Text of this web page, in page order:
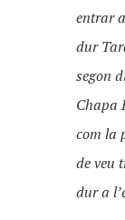
entrar
dur
segon
Chapa
com la
de veu
dur a